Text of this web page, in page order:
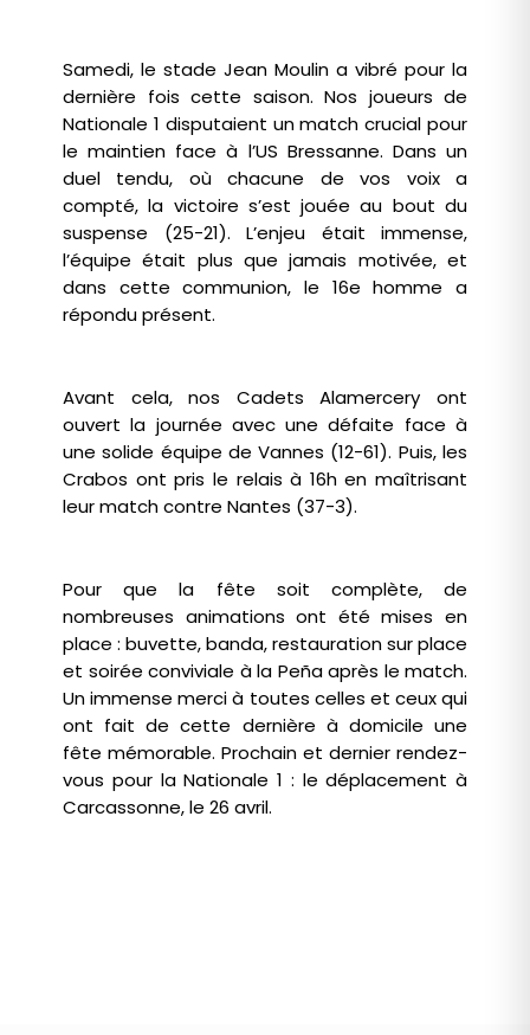
Samedi, le stade Jean Moulin a vibré pour la
dernière fois cette saison. Nos joueurs de
Nationale 1 disputaient un match crucial pour
le maintien face à l’US Bressanne. Dans un
duel tendu, où chacune de vos voix a
compté, la victoire s’est jouée au bout du
suspense (25-21). L’enjeu était immense,
l’équipe était plus que jamais motivée, et
dans cette communion, le 16e homme a
répondu présent.
Avant cela, nos Cadets Alamercery ont
ouvert la journée avec une défaite face à
une solide équipe de Vannes (12-61). Puis, les
Crabos ont pris le relais à 16h en maîtrisant
leur match contre Nantes (37-3).
Pour que la fête soit complète, de
nombreuses animations ont été mises en
place : buvette, banda, restauration sur place
et soirée conviviale à la Peña après le match.
Un immense merci à toutes celles et ceux qui
ont fait de cette dernière à domicile une
fête mémorable. Prochain et dernier rendez-
vous pour la Nationale 1 : le déplacement à
Carcassonne, le 26 avril.